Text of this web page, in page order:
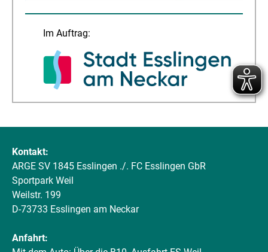
Im Auftrag:
Kontakt:
ARGE SV 1845 Esslingen ./. FC Esslingen GbR
Sportpark Weil
Weilstr. 199
D-73733 Esslingen am Neckar
Anfahrt: